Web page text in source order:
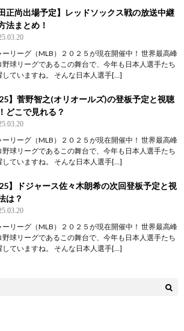
田正尚出場予定】レッドソックス戦の放送中継
法まとめ！
ーリーグ（MLB）２０２５が現在開催中！ 世界最高峰
野球リーグであるこの舞台で、今年も日本人選手たち
していますね。 そんな日本人選手[…]
】菅野智之(オリオールズ)の登板予定と視聴
どこで見れる？
ーリーグ（MLB）２０２５が現在開催中！ 世界最高峰
野球リーグであるこの舞台で、今年も日本人選手たち
していますね。 そんな日本人選手[…]
】ドジャース佐々木朗希の次回登板予定と視
は？
ーリーグ（MLB）２０２５が現在開催中！ 世界最高峰
野球リーグであるこの舞台で、今年も日本人選手たち
していますね。 そんな日本人選手[…]